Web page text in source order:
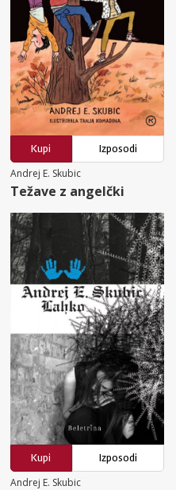
Kupi
Izposodi
Andrej E. Skubic
Težave z angelčki
Kupi
Izposodi
Andrej E. Skubic